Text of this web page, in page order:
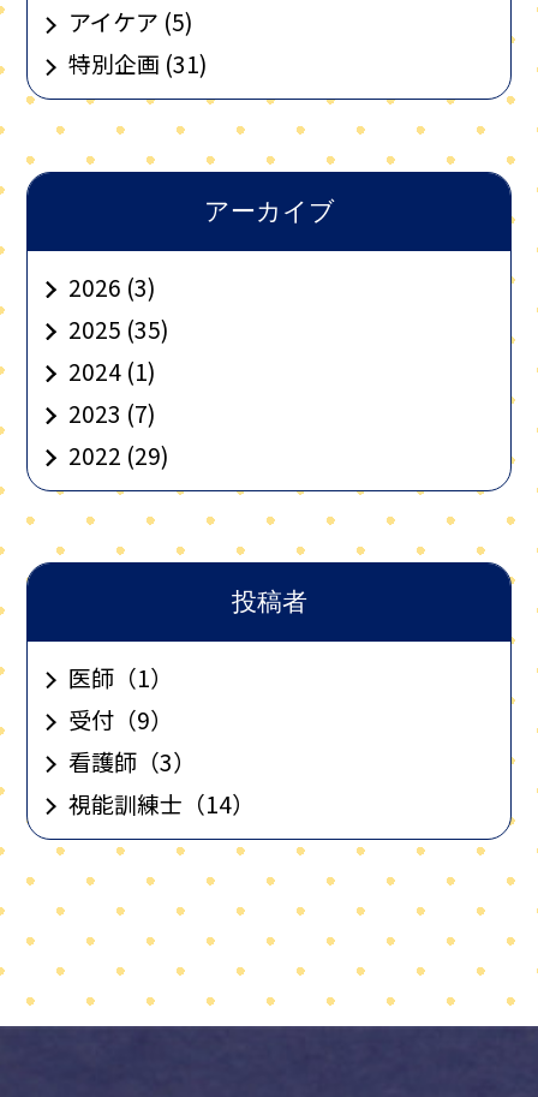
アイケア (5)
特別企画 (31)
アーカイブ
2026 (3)
2025 (35)
2024(1)
2023 (7)
2022 (29)
投稿者
医師（1）
受付（9）
看護師（3）
視能訓練士 （14）